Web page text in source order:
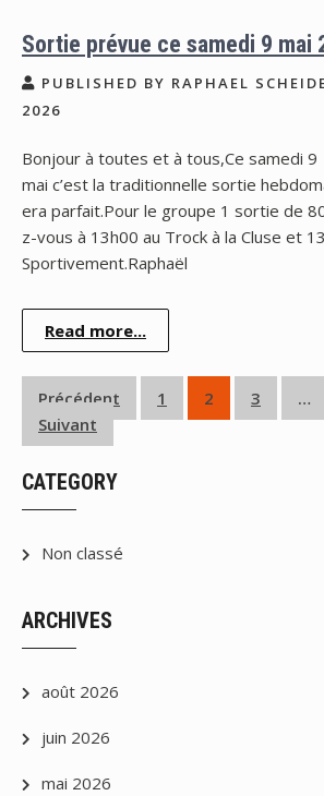
Sortie prévue ce samedi 9 mai
PUBLISHED BY RAPHAEL
2026
Bonjour à toutes et à tous,Ce samedi 9
mai c’est la traditionnelle sortie
era parfait.Pour le groupe 1 sortie de
z-vous à 13h00 au Trock à la Cluse et
Sportivement.Raphaël
Read more...
Pagination
des
publications
Précédent 1 2 3 …
Suivant
CATEGORY
Non classé
ARCHIVES
août 2026
juin 2026
mai 2026